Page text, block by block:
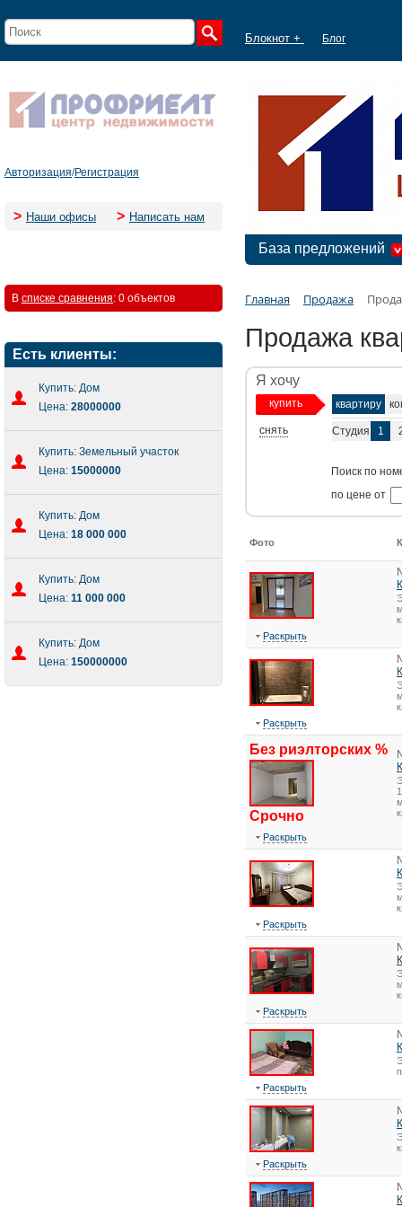
Блокнот + Блог
Авторизация/Регистрация
> Наши офисы > Написать нам
База предложений
В списке сравнения: 0 объектов
Есть клиенты:
Купить: Дом
Цена: 28000000
Купить: Земельный участок
Цена: 15000000
Купить: Дом
Цена: 18 000 000
Купить: Дом
Цена: 11 000 000
Купить: Дом
Цена: 150000000
Главная Продажа
Продажа
Я хочу
купить
снять
квартиру
Студия 1
Поиск по
по цене от
Фото
Раскрыть
Раскрыть
Без риэлторских %
Срочно
Раскрыть
Раскрыть
Раскрыть
Раскрыть
Раскрыть